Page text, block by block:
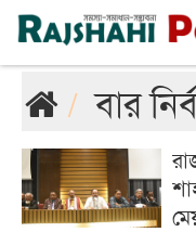
রাজশাহী শনিবার, ৮ই আগস্ট
বার